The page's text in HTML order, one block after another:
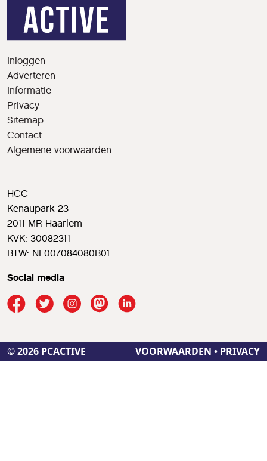
Inloggen
Adverteren
Informatie
Privacy
Sitemap
Contact
Algemene voorwaarden
HCC
Kenaupark 23
2011 MR Haarlem
KVK: 30082311
BTW: NL007084080B01
Social media
© 2026 PCACTIVE VOORWAARDEN • PRIVACY